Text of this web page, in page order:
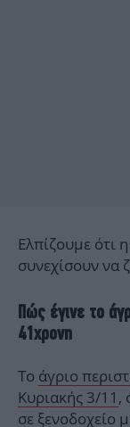
Ελπίζουμε ότι
συνεχίσουν να
Πώς έγινε το
41χρονη
Το άγριο
Κυριακής 3/11 ,
σε ξενοδοχείο